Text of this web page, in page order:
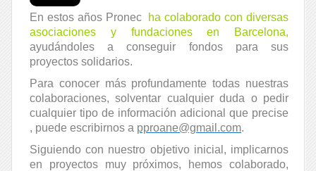
En estos años Pronec ha colaborado con diversas
asociaciones y fundaciones en Barcelona,
ayudándoles a conseguir fondos para sus
proyectos solidarios.
Para conocer más profundamente todas nuestras
colaboraciones, solventar cualquier duda o pedir
cualquier tipo de información adicional que precise
, puede escribirnos a pproane@gmail.com.
Siguiendo con nuestro objetivo inicial, implicarnos
en proyectos muy próximos, hemos colaborado,